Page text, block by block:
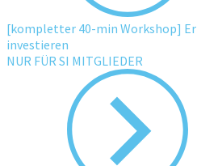
[kompletter 40-min Workshop]
investieren
NUR FÜR SI MITGLIEDER